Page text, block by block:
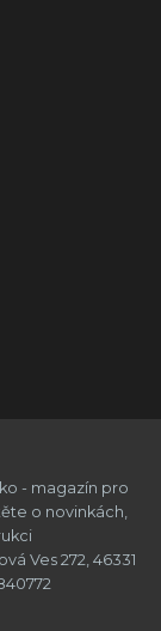
- magazín pro
o novinkách,
Ves 272, 46331